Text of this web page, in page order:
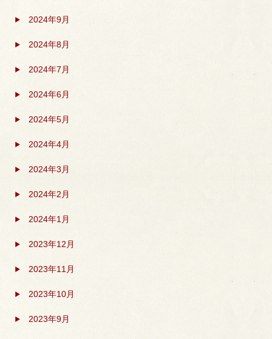
2024年9月
2024年8月
2024年7月
2024年6月
2024年5月
2024年4月
2024年3月
2024年2月
2024年1月
2023年12月
2023年11月
2023年10月
2023年9月